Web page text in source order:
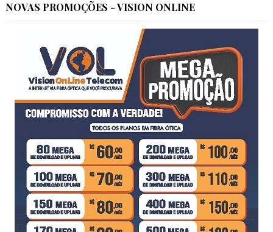
NOVAS PROMOÇÕES - VISION ONLINE